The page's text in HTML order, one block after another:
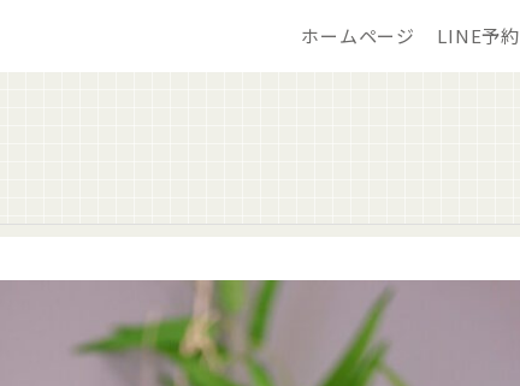
ホームページ LINE予約